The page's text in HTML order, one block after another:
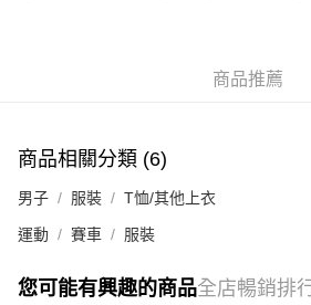
商品推薦
商品相關分類 (6)
男子 服裝 T恤/其他上衣
運動 賽車 服裝
您可能有興趣的商品全店暢銷排